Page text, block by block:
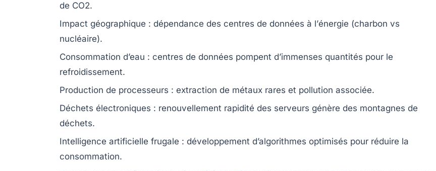
de CO2.
Impact géographique : dépendance des centres de données à l’énergie (charbon vs
nucléaire).
Consommation d’eau : centres de données pompent d’immenses quantités pour le
refroidissement.
Production de processeurs : extraction de métaux rares et pollution associée.
Déchets électroniques : renouvellement rapidité des serveurs génère des montagnes de
déchets.
Intelligence artificielle frugale : développement d’algorithmes optimisés pour réduire la
consommation.